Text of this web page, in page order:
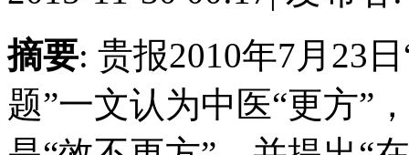
摘要: 贵报2010年7月23
题”一文认为中医“更方”